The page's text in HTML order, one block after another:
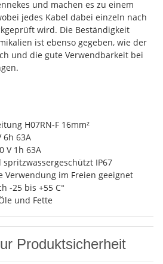
und machen es zu einem
jedes Kabel dabei einzeln nach
wird. Die Beständigkeit
ist ebenso gegeben, wie der
und die gute Verwendbarkeit bei
H07RN-F 16mm²
6h 63A
V 1h 63A
IP67
im Freien geeignet
-25 bis +55 C°
und Fette
Produktsicherheit